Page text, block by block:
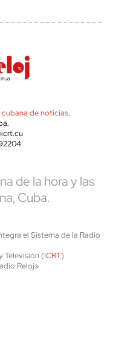
cubana de noticias.
de la hora y las
Cuba.
el Sistema de la Radio
Televisión (ICRT)
Reloj»